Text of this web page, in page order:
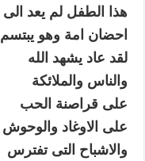
هذا الطفل لم يعد الى
احضان امة وهو يبتسم
لقد عاد يشهد الله
والناس والملائكة
على قراصنة الحب
على الاوغاد والوحوش
والاشباح التى تفترس